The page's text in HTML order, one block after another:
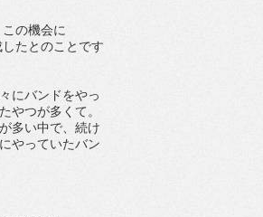
の機会に
たとのことです
にバンドをやっ
やつが多くて。
多い中で、続け
やっていたバン